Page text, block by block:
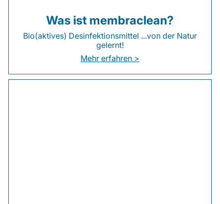
Was ist membraclean?
Bio(aktives) Desinfektionsmittel ...von der Natur
gelernt!
Mehr erfahren >